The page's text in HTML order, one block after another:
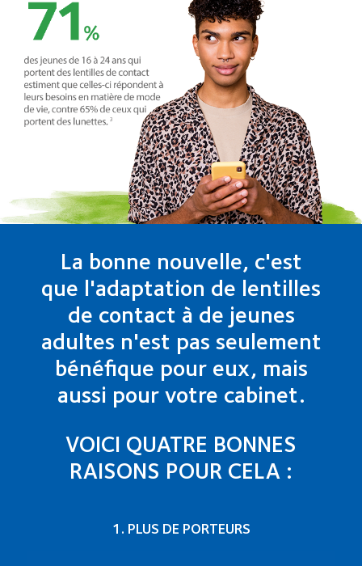
La bonne nouvelle, c'est
que l'adaptation de lentilles
de contact à de jeunes
adultes n'est pas seulement
bénéfique pour eux, mais
aussi pour votre cabinet.
VOICI QUATRE BONNES
RAISONS POUR CELA :
1. PLUS DE PORTEURS